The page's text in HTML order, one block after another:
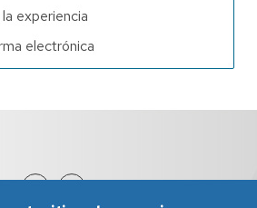
experiencia
electrónica